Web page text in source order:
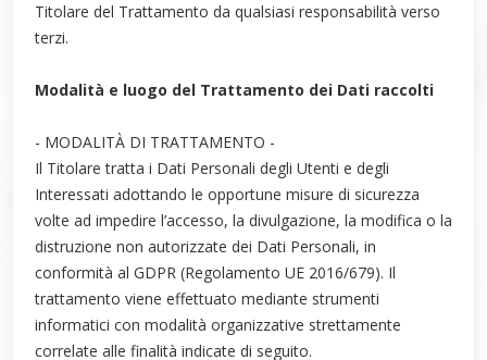
Titolare del Trattamento da qualsiasi responsabilità verso
terzi.
Modalità e luogo del Trattamento dei Dati raccolti
- MODALITÀ DI TRATTAMENTO -
Il Titolare tratta i Dati Personali degli Utenti e degli
Interessati adottando le opportune misure di sicurezza
volte ad impedire l’accesso, la divulgazione, la modifica o la
distruzione non autorizzate dei Dati Personali, in
conformità al GDPR (Regolamento UE 2016/679). Il
trattamento viene effettuato mediante strumenti
informatici con modalità organizzative strettamente
correlate alle finalità indicate di seguito.